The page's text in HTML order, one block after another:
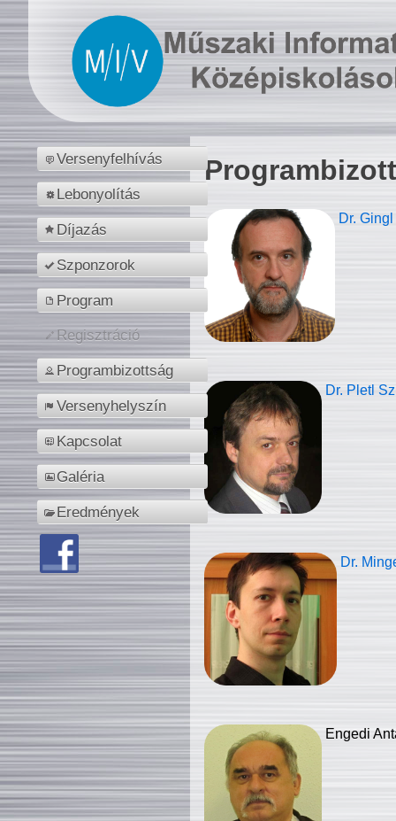
Versenyfelhívás
Lebonyolítás
Díjazás
Szponzorok
Program
Regisztráció
Programbizottság
Versenyhelyszín
Kapcsolat
Galéria
Eredmények
Dr.
Dr. Pletl
Dr.
Engedi